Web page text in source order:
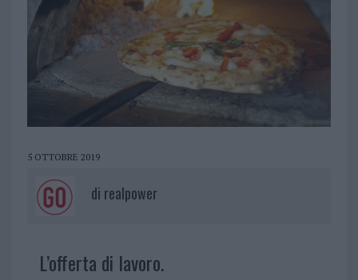
5 OTTOBRE 2019
di realpower
L’offerta di lavoro.